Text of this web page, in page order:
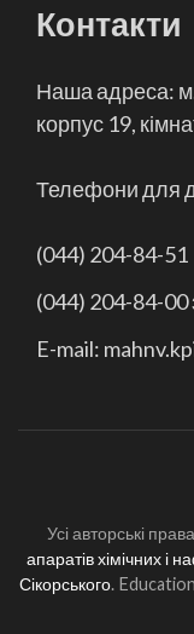
Контакти
Наша адреса: м.
корпус 19,
Телефони для
(044) 204-84-51
(044) 204-84-00
E-mail:
Усі авторські
апаратів хімічних і
Сікорського.